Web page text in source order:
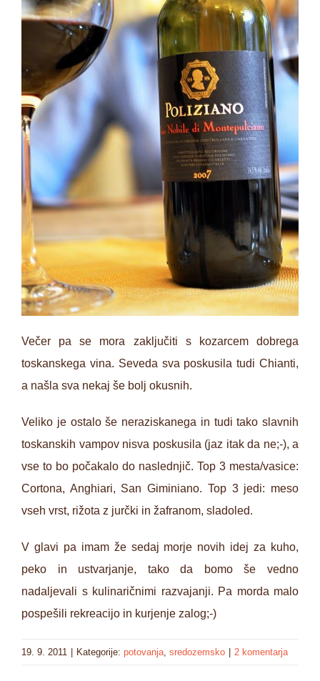
Večer pa se mora zaključiti s kozarcem dobrega
toskanskega vina. Seveda sva poskusila tudi Chianti,
a našla sva nekaj še bolj okusnih.
Veliko je ostalo še neraziskanega in tudi tako slavnih
toskanskih vampov nisva poskusila (jaz itak da ne;-), a
vse to bo počakalo do naslednjič. Top 3 mesta/vasice:
Cortona, Anghiari, San Giminiano. Top 3 jedi: meso
vseh vrst, rižota z jurčki in žafranom, sladoled.
V glavi pa imam že sedaj morje novih idej za kuho,
peko in ustvarjanje, tako da bomo še vedno
nadaljevali s kulinaričnimi razvajanji. Pa morda malo
pospešili rekreacijo in kurjenje zalog;-)
19. 9. 2011 Kategorije: potovanja, sredozemsko 2 komentarja